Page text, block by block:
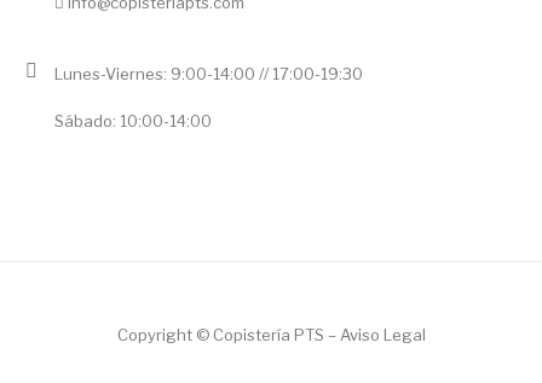
Lunes-Viernes: 9:00-14:00 // 17:00-19:30
Sábado: 10:00-14:00
Copyright © Copistería PTS – Aviso Legal